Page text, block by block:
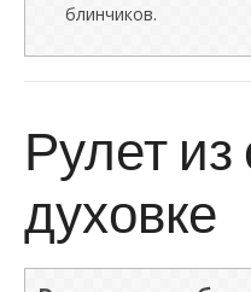
блинчиков.
Рулет
духовке